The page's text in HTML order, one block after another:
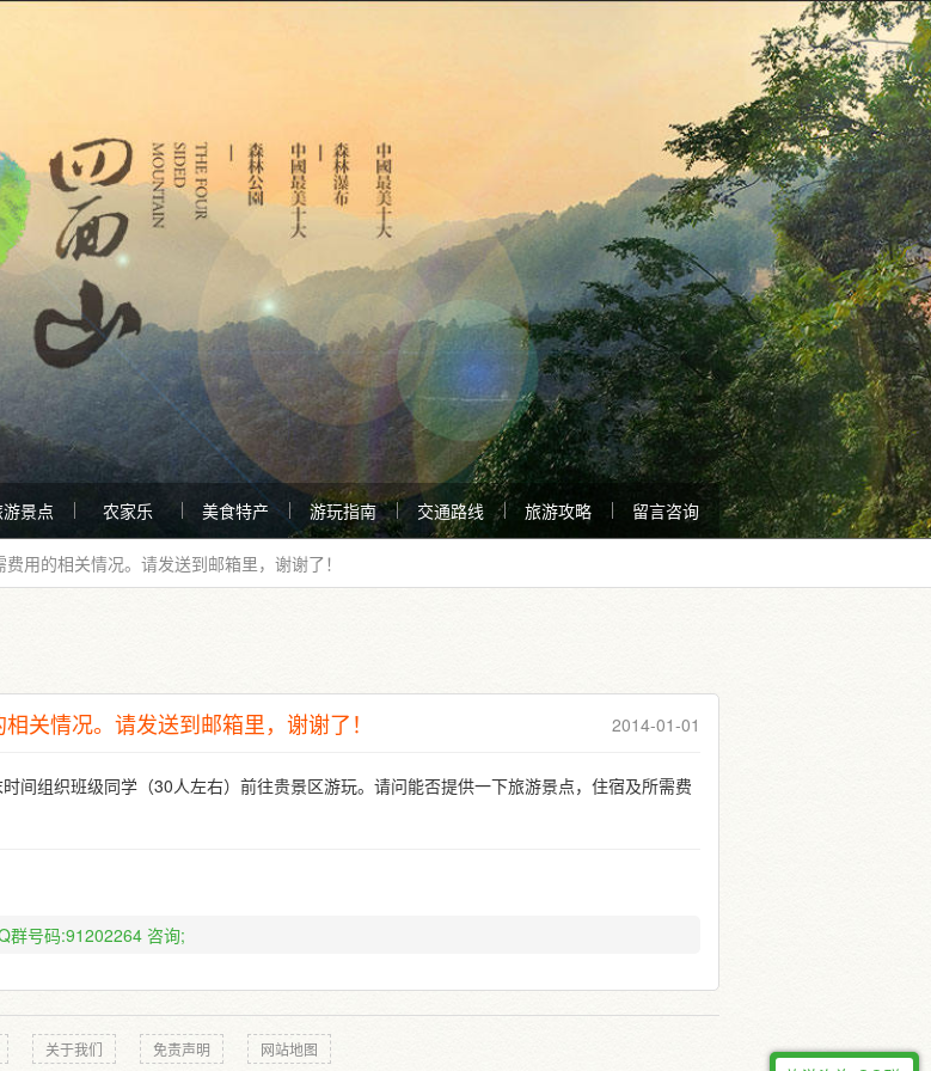
景点 农家乐 美食特产 游玩指南 交通路线 旅游攻略 留言咨询
用的相关情况。请发送到邮箱里，谢谢了！
关情况。请发送到邮箱里，谢谢了！ 2014-01-01
间组织班级同学（30人左右）前往贵景区游玩。请问能否提供一下旅游景点，住宿及所需费
群号码:91202264 咨询;
关于我们 免责声明 网站地图